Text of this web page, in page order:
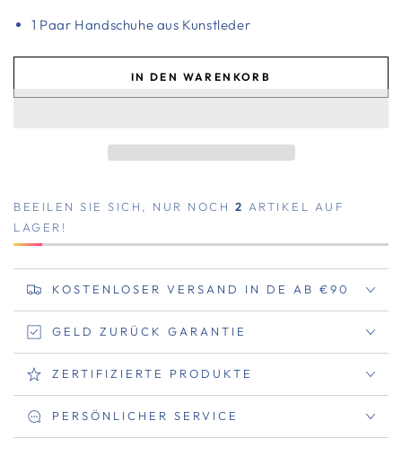
1 Paar Handschuhe aus Kunstleder
IN DEN WARENKORB
BEEILEN SIE SICH, NUR NOCH 2 ARTIKEL AUF
LAGER!
KOSTENLOSER VERSAND IN DE AB €90
GELD ZURÜCK GARANTIE
ZERTIFIZIERTE PRODUKTE
PERSÖNLICHER SERVICE